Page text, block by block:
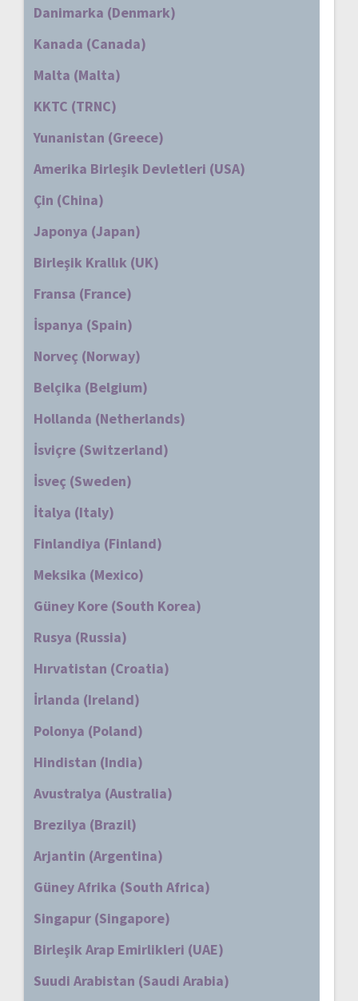
Danimarka (Denmark)
Kanada (Canada)
Malta (Malta)
KKTC (TRNC)
Yunanistan (Greece)
Amerika Birleşik Devletleri (USA)
Çin (China)
Japonya (Japan)
Birleşik Krallık (UK)
Fransa (France)
İspanya (Spain)
Norveç (Norway)
Belçika (Belgium)
Hollanda (Netherlands)
İsviçre (Switzerland)
İsveç (Sweden)
İtalya (Italy)
Finlandiya (Finland)
Meksika (Mexico)
Güney Kore (South Korea)
Rusya (Russia)
Hırvatistan (Croatia)
İrlanda (Ireland)
Polonya (Poland)
Hindistan (India)
Avustralya (Australia)
Brezilya (Brazil)
Arjantin (Argentina)
Güney Afrika (South Africa)
Singapur (Singapore)
Birleşik Arap Emirlikleri (UAE)
Suudi Arabistan (Saudi Arabia)